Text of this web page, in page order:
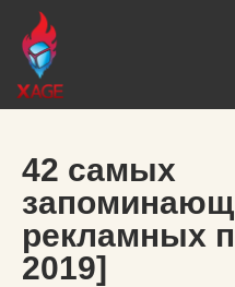
42 самых
рекламных
2019]